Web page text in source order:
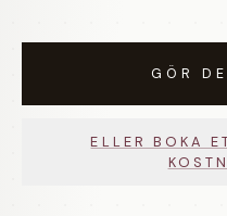
GÖR
ELLER BOKA